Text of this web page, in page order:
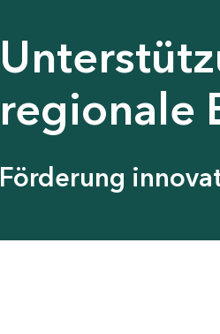
regionale
Förderung